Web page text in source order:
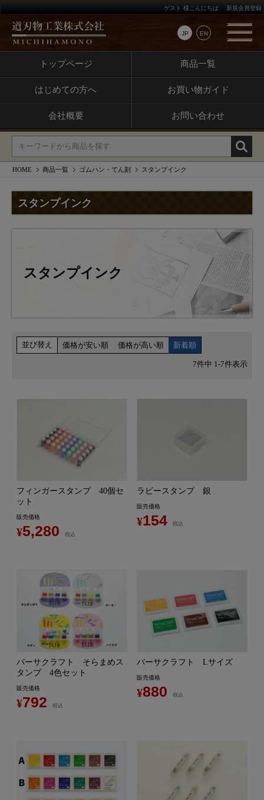
JP EN
ゲスト 様こんにちは 新規会員登録
トップページ 商品一覧
はじめての方へ お買い物ガイド
会社概要 お問い合わせ
HOME 商品一覧 ゴムハン・てん刻 スタンプインク
スタンプインク
スタンプインク
並び替え 価格が安い順 価格が高い順 新着順
7件中 1 -7件表示
フィンガースタンプ 40個セ
ット
販売価格
¥5,280 税込
ラビースタンプ 銀
販売価格
¥154 税込
バーサクラフト そらまめス
タンプ 4色セット
販売価格
¥792 税込
バーサクラフト Lサイズ
販売価格
¥880 税込